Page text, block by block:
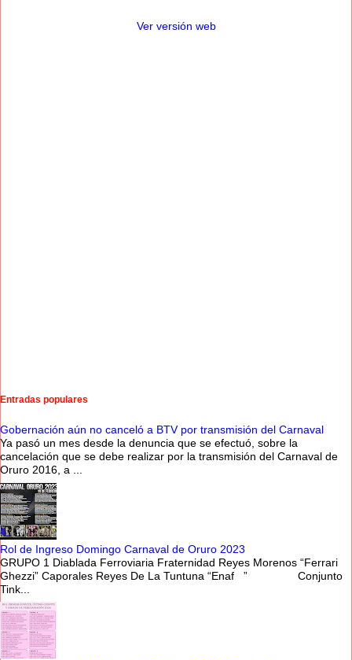
Ver versión web
Entradas populares
Gobernación aún no canceló a BTV por transmisión del Carnaval
Ya pasó un mes desde la denuncia que se efectuó, sobre la
cancelación que se debe realizar por la transmisión del Carnaval de
Oruro 2016, a ...
Rol de Ingreso Domingo Carnaval de Oruro 2023
GRUPO 1 Diablada Ferroviaria Fraternidad Reyes Morenos “Ferrari
Ghezzi” Caporales Reyes De La Tuntuna “Enaf ” Conjunto
Tink...